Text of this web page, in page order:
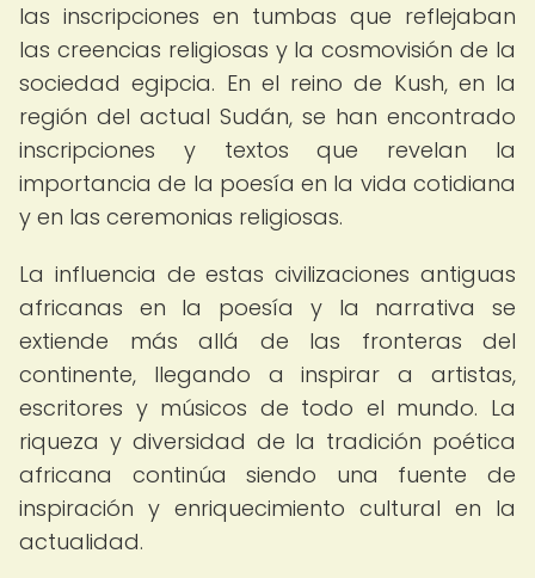
las inscripciones en tumbas que reflejaban
las creencias religiosas y la cosmovisión de la
sociedad egipcia. En el reino de Kush, en la
región del actual Sudán, se han encontrado
inscripciones y textos que revelan la
importancia de la poesía en la vida cotidiana
y en las ceremonias religiosas.
La influencia de estas civilizaciones antiguas
africanas en la poesía y la narrativa se
extiende más allá de las fronteras del
continente, llegando a inspirar a artistas,
escritores y músicos de todo el mundo. La
riqueza y diversidad de la tradición poética
africana continúa siendo una fuente de
inspiración y enriquecimiento cultural en la
actualidad.